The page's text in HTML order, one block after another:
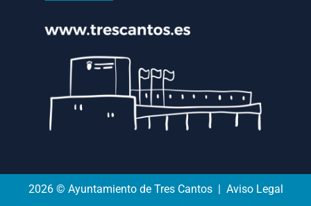
2026 © Ayuntamiento de Tres Cantos | Aviso Legal